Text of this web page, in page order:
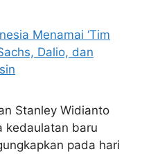
Stanley Widianto
kedaulatan baru
pada hari